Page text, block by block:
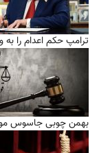
ترامپ حکم اعدام را به
بهمن چوبی جاسوس